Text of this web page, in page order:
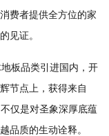
费者提供全方位的家
见证。
板品类引进国内，开
节点上，获得来自
仅是对圣象深厚底蕴
品质的生动诠释。